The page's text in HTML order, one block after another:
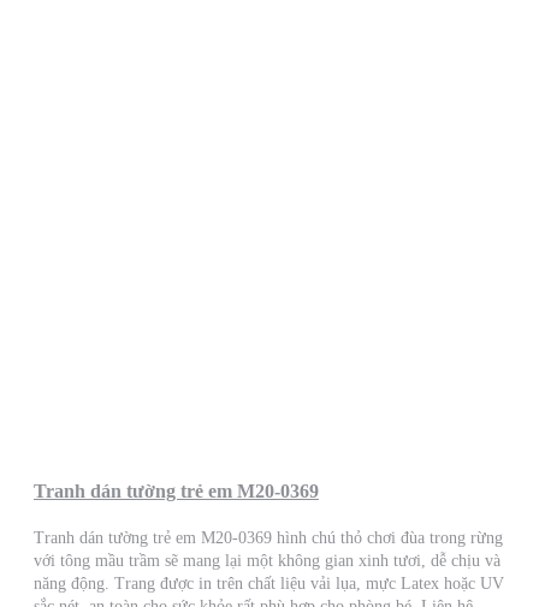
Tranh dán tường trẻ em M20-0369
Tranh dán tường trẻ em M20-0369 hình chú thỏ chơi đùa trong rừng
với tông mầu trầm sẽ mang lại một không gian xinh tươi, dễ chịu và
năng động. Trang được in trên chất liệu vải lụa, mực Latex hoặc UV